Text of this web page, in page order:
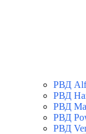
РВД
РВД
РВД
РВД
РВД